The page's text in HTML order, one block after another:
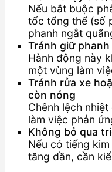
Nếu bắt buộc
tốc tổng thể (số
phanh ngắt
Tránh giữ
Hành động này
một vùng làm
Tránh rửa xe
còn nóng
Chênh lệch
làm việc phản
Không bỏ qua
Nếu có tiếng
tăng dần, cần